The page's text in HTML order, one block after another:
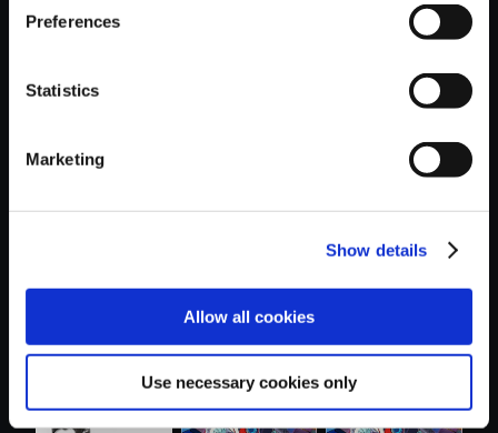
Preferences
Statistics
Marketing
Show details
Allow all cookies
Use necessary cookies only
【単曲】バイオハ
【単曲】ロックマ
ンX8 サウン....
【単曲】バイオハ